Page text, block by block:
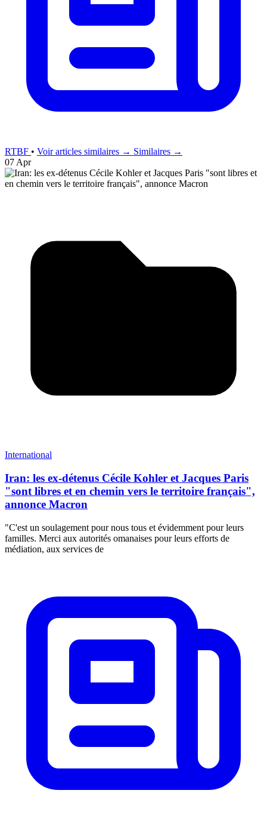
RTBF • Voir articles similaires → Similaires →
07 Apr
International
Iran: les ex-détenus Cécile Kohler et Jacques Paris
"sont libres et en chemin vers le territoire français",
annonce Macron
"C'est un soulagement pour nous tous et évidemment pour leurs
familles. Merci aux autorités omanaises pour leurs efforts de
médiation, aux services de